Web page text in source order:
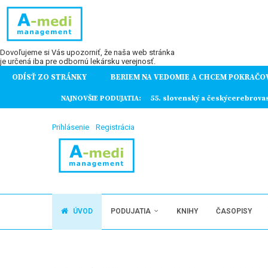
Dovoľujeme si Vás upozorniť, že naša web stránka
je určená iba pre odbornú lekársku verejnosť.
ODÍSŤ ZO STRÁNKY BERIEM NA VEDOMIE A CHCEM
NAJNOVŠIE PODUJATIA: 55. slovenský a
Prihlásenie Registrácia
ÚVOD PODUJATIA KNIHY ČASOPISY